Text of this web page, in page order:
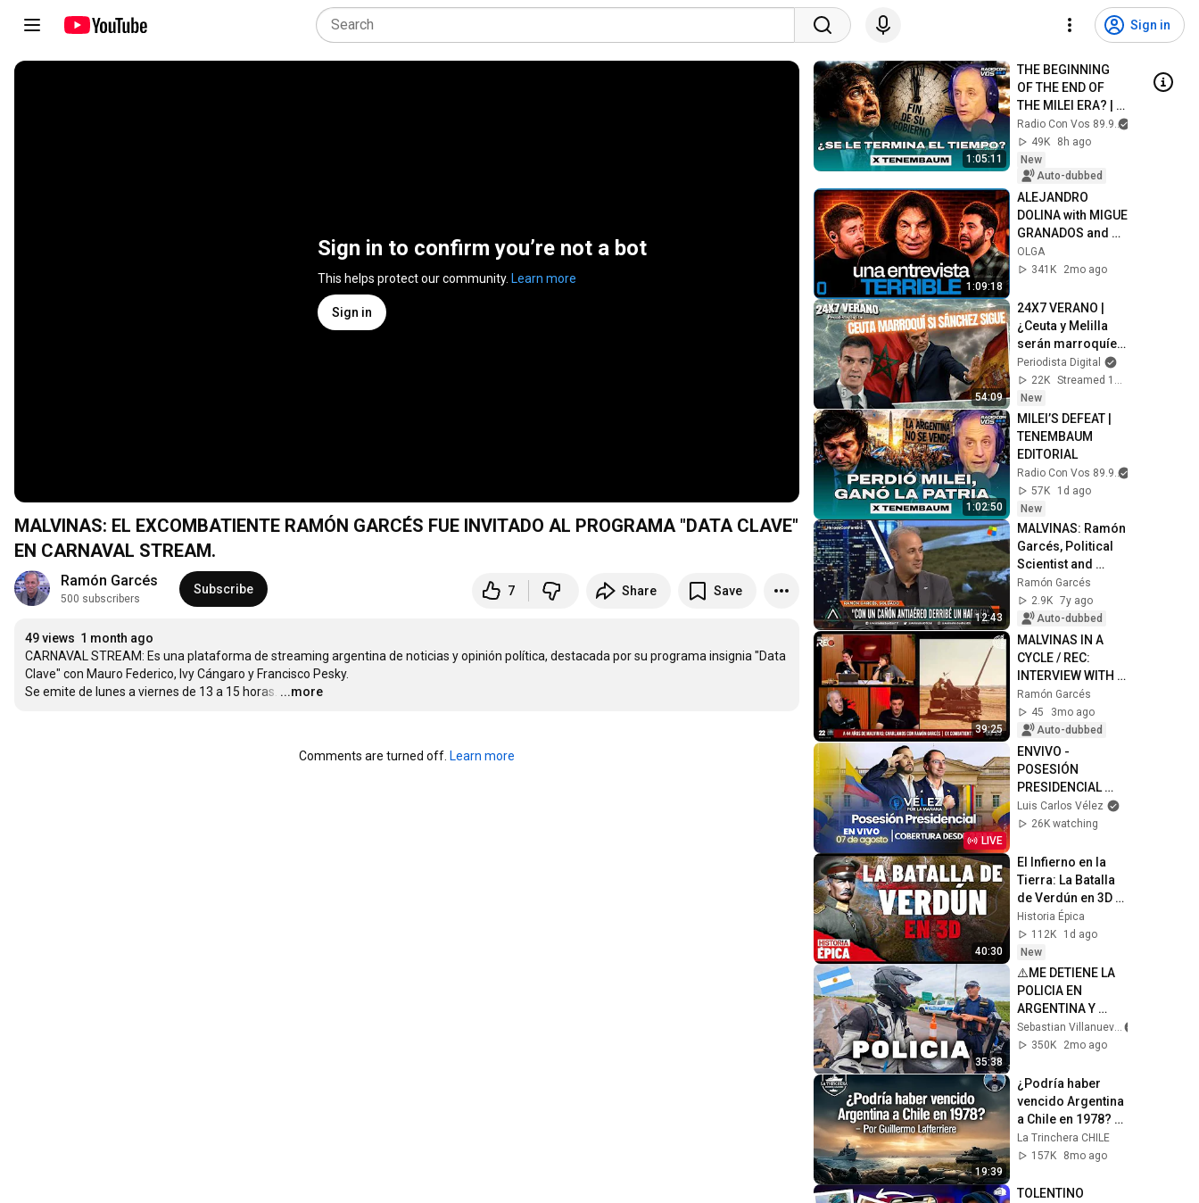
Sign in
Sign in to confirm you’re not a bot
This helps protect our community. Learn more
Sign in
MALVINAS: EL EXCOMBATIENTE RAMÓN GARCÉS FUE INVITADO AL PROGRAMA "DATA CLAVE"
EN CARNAVAL STREAM.
Ramón Garcés
500 subscribers
Subscribe 7 Share Save
49 views 1 month ago
CARNAVAL STREAM: Es una plataforma de streaming argentina de noticias y opinión política, destacada por su programa insignia "Data
Clave" con Mauro Federico, Ivy Cángaro y Francisco Pesky.
Se emite de lunes a viernes de 13 a 15 horas. …
...more
Comments are turned off. Learn more
1:05:11
THE BEGINNING
OF THE END OF
THE MILEI ERA? |
TENEMBAUM
EDITORIAL
Radio Con Vos 89.9
49K
8h ago
New
Auto-dubbed
1:09:18
ALEJANDRO
DOLINA with MIGUE
GRANADOS and
LUCAS FRIDMAN:
LOVE, COMEDY,
OLGA
341K
2mo ago
54:09
24X7 VERANO |
¿Ceuta y Melilla
serán marroquíes
si Sánchez sigue
de presidente?
Periodista Digital
22K
New
1:02:50
MILEI’S DEFEAT |
TENEMBAUM
EDITORIAL
Radio Con Vos 89.9
57K
1d ago
New
12:43
MALVINAS: Ramón
Garcés, Political
Scientist and
Veteran, recounts
how he shot down
Bob Iveson's H...
Ramón Garcés
2.9K 7y ago
Auto-dubbed
39:25
MALVINAS IN A
CYCLE / REC:
INTERVIEW WITH
RAMÓN GARCÉS,
MALVINAS
VETERAN AND
POLITICAL
SCIENTIST.
Ramón Garcés
45
3mo ago
Auto-dubbed
LIVE
ENVIVO -
POSESIÓN
PRESIDENCIAL
2026 ABELARDO
DE LA ESPRIELLA -
Mañana
Luis Carlos Vélez
26K watching
40:30
El Infierno en la
Tierra: La Batalla
de Verdún en 3D
(Documental)
Historia Épica
112K
1d ago
New
35:38
⚠️ME DETIENE LA
POLICIA EN
ARGENTINA Y
PASA ESTO 🇦🇷 |
Cap 248 AMERICA
350K
2mo ago
19:39
¿Podría haber
vencido Argentina
a Chile en 1978? -
PARTE 1, Por
Guillermo
La Trinchera CHILE
157K
8mo ago
TOLENTINO